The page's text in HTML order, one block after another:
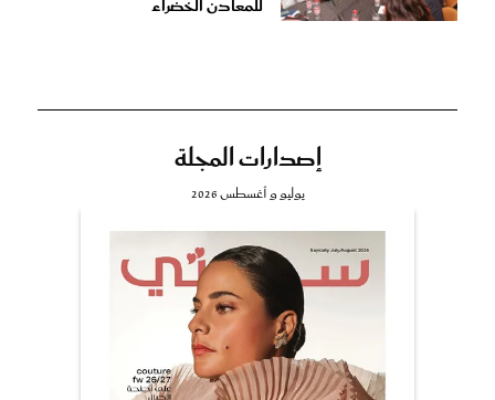
للمعادن الخضراء
إصدارات المجلة
يوليو و أغسطس 2026